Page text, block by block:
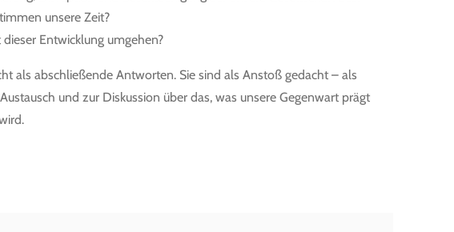
unsere Zeit?
Entwicklung umgehen?
als abschließende Antworten. Sie sind als Anstoß gedacht – als
und zur Diskussion über das, was unsere Gegenwart prägt